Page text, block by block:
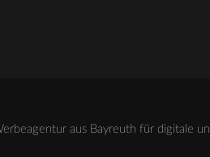
aus Bayreuth für digitale